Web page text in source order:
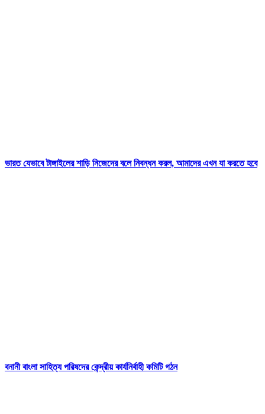
ভারত যেভাবে টাঙ্গাইলের শাড়ি নিজেদের বলে নিবন্ধন করল, আমাদের এখন যা করতে হবে
বনানী বাংলা সাহিত্য পরিষদের কেন্দ্রীয় কার্যনির্বাহী কমিটি গঠন